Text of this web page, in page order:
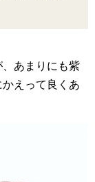
あまりにも紫
えって良くあ